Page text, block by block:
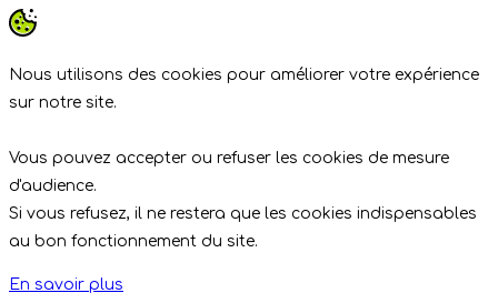
Nous utilisons des cookies pour améliorer votre expérience
sur notre site.
Vous pouvez accepter ou refuser les cookies de mesure
d'audience.
Si vous refusez, il ne restera que les cookies indispensables
au bon fonctionnement du site.
En savoir plus